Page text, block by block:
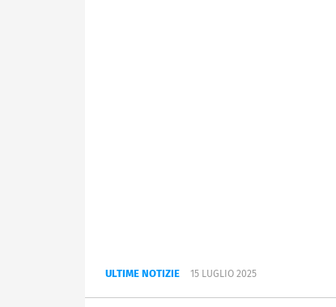
ULTIME NOTIZIE 15 LUGLIO 2025